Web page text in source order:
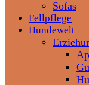
Sofas
Fellpflege
Hundewelt